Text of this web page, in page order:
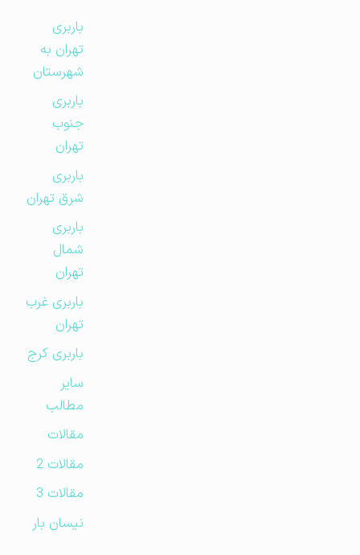
باربری
تهران به
شهرستان
باربری
جنوب
تهران
باربری
شرق تهران
باربری
شمال
تهران
باربری غرب
تهران
باربری کرج
مطالب
مقالات
مقالات 2
مقالات 3
نیسان بار